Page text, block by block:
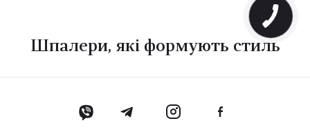
Шпалери, які формують стиль